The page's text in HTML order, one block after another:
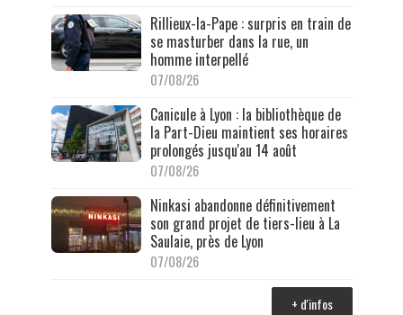
Rillieux-la-Pape : surpris en train de
se masturber dans la rue, un
homme interpellé
07/08/26
Canicule à Lyon : la bibliothèque de
la Part-Dieu maintient ses horaires
prolongés jusqu'au 14 août
07/08/26
Ninkasi abandonne définitivement
son grand projet de tiers-lieu à La
Saulaie, près de Lyon
07/08/26
+ d'infos